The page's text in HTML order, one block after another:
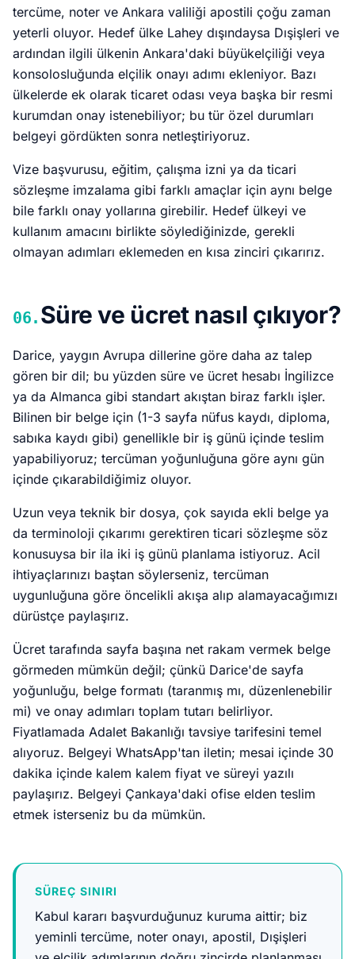
tercüme, noter ve Ankara valiliği apostili çoğu zaman
yeterli oluyor. Hedef ülke Lahey dışındaysa Dışişleri ve
ardından ilgili ülkenin Ankara'daki büyükelçiliği veya
konsolosluğunda elçilik onayı adımı ekleniyor. Bazı
ülkelerde ek olarak ticaret odası veya başka bir resmi
kurumdan onay istenebiliyor; bu tür özel durumları
belgeyi gördükten sonra netleştiriyoruz.
Vize başvurusu, eğitim, çalışma izni ya da ticari
sözleşme imzalama gibi farklı amaçlar için aynı belge
bile farklı onay yollarına girebilir. Hedef ülkeyi ve
kullanım amacını birlikte söylediğinizde, gerekli
olmayan adımları eklemeden en kısa zinciri çıkarırız.
06. Süre ve ücret nasıl çıkıyor?
Darice, yaygın Avrupa dillerine göre daha az talep
gören bir dil; bu yüzden süre ve ücret hesabı İngilizce
ya da Almanca gibi standart akıştan biraz farklı işler.
Bilinen bir belge için (1-3 sayfa nüfus kaydı, diploma,
sabıka kaydı gibi) genellikle bir iş günü içinde teslim
yapabiliyoruz; tercüman yoğunluğuna göre aynı gün
içinde çıkarabildiğimiz oluyor.
Uzun veya teknik bir dosya, çok sayıda ekli belge ya
da terminoloji çıkarımı gerektiren ticari sözleşme söz
konusuysa bir ila iki iş günü planlama istiyoruz. Acil
ihtiyaçlarınızı baştan söylerseniz, tercüman
uygunluğuna göre öncelikli akışa alıp alamayacağımızı
dürüstçe paylaşırız.
Ücret tarafında sayfa başına net rakam vermek belge
görmeden mümkün değil; çünkü Darice'de sayfa
yoğunluğu, belge formatı (taranmış mı, düzenlenebilir
mi) ve onay adımları toplam tutarı belirliyor.
Fiyatlamada Adalet Bakanlığı tavsiye tarifesini temel
alıyoruz. Belgeyi WhatsApp'tan iletin; mesai içinde 30
dakika içinde kalem kalem fiyat ve süreyi yazılı
paylaşırız. Belgeyi Çankaya'daki ofise elden teslim
etmek isterseniz bu da mümkün.
SÜREÇ SINIRI
Kabul kararı başvurduğunuz kuruma aittir; biz
yeminli tercüme, noter onayı, apostil, Dışişleri